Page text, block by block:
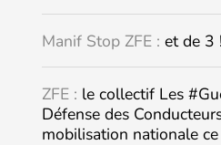
Manif Stop ZFE : et de 3 !
ZFE : le collectif Les
Défense des
mobilisation nationale